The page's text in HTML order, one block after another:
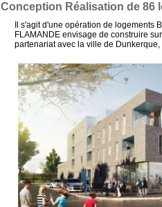
Conception Réalisation de 86
Il s'agit d'une opération de logements
FLAMANDE envisage de construire
partenariat avec la ville de